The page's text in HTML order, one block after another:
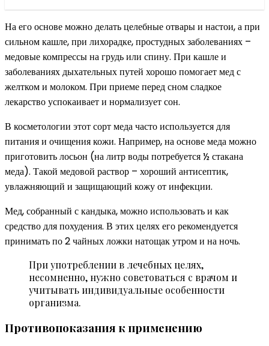
На его основе можно делать целебные отвары и настои, а при
сильном кашле, при лихорадке, простудных заболеваниях –
медовые компрессы на грудь или спину. При кашле и
заболеваниях дыхательных путей хорошо помогает мед с
желтком и молоком. При приеме перед сном сладкое
лекарство успокаивает и нормализует сон.
В косметологии этот сорт меда часто используется для
питания и очищения кожи. Например, на основе меда можно
приготовить лосьон (на литр воды потребуется ½ стакана
меда). Такой медовой раствор – хороший антисептик,
увлажняющий и защищающий кожу от инфекции.
Мед, собранный с кандыка, можно использовать и как
средство для похудения. В этих целях его рекомендуется
принимать по 2 чайных ложки натощак утром и на ночь.
При употреблении в лечебных целях,
несомненно, нужно советоваться с врачом и
учитывать индивидуальные особенности
организма.
Противопоказания к применению